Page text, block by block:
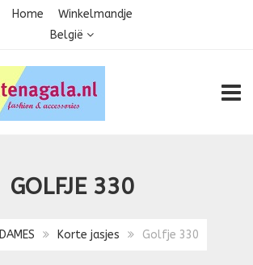
Home
Winkelmandje
België
GOLFJE 330
DAMES Korte jasjes Golfje 330